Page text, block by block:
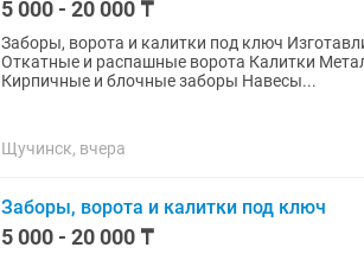
5 000 - 20 000 ₸
Заборы, ворота и калитки под ключ Изготавливаем и устанавливаем: Заборы жалюзи
Откатные и распашные ворота Калитки Металлические и комбинированные ограждения
Кирпичные и блочные заборы Навесы...
Щучинск, вчера
Заборы, ворота и калитки под ключ
5 000 - 20 000 ₸